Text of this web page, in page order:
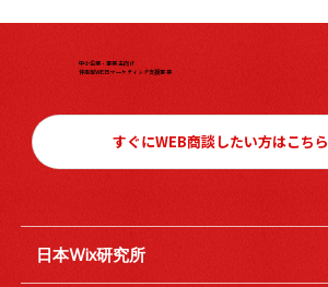
中小企業・事業主向け
伴走型WEBマーケティング支援事業
すぐにWEB商談したい方はこちら
日本Wix研究所